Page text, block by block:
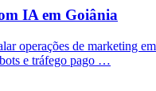
IA em Goiânia
operações de marketing
e tráfego pago …